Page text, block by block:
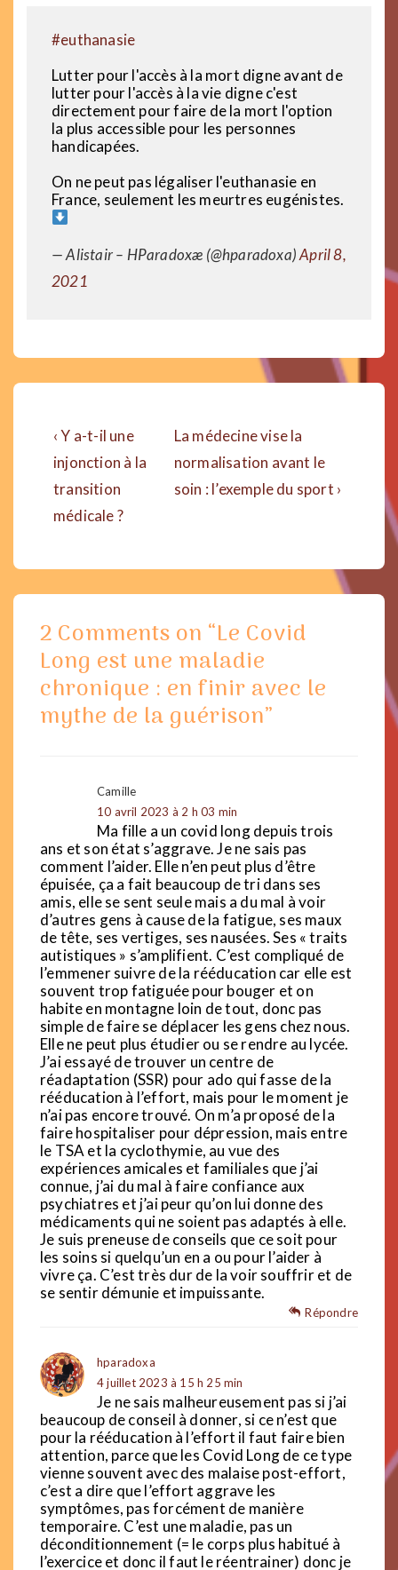
#euthanasie
Lutter pour l'accès à la mort digne avant de
lutter pour l'accès à la vie digne c'est
directement pour faire de la mort l'option
la plus accessible pour les personnes
handicapées.
On ne peut pas légaliser l'euthanasie en
France, seulement les meurtres eugénistes.
— Alistair – HParadoxæ (@hparadoxa)April 8,
2021
Navigation
de
l’article
Previous
Post
is
‹ Y a-t-il une
injonction à la
transition
médicale ?
Next
Post
is
La médecine vise la
normalisation avant le
soin : l’exemple du sport ›
2 Comments on “Le Covid
Long est une maladie
chronique : en finir avec le
mythe de la guérison”
Camille
10 avril 2023 à 2 h 03 min
Ma fille a un covid long depuis trois
ans et son état s’aggrave. Je ne sais pas
comment l’aider. Elle n’en peut plus d’être
épuisée, ça a fait beaucoup de tri dans ses
amis, elle se sent seule mais a du mal à voir
d’autres gens à cause de la fatigue, ses maux
de tête, ses vertiges, ses nausées. Ses « traits
autistiques » s’amplifient. C’est compliqué de
l’emmener suivre de la rééducation car elle est
souvent trop fatiguée pour bouger et on
habite en montagne loin de tout, donc pas
simple de faire se déplacer les gens chez nous.
Elle ne peut plus étudier ou se rendre au lycée.
J’ai essayé de trouver un centre de
réadaptation (SSR) pour ado qui fasse de la
rééducation à l’effort, mais pour le moment je
n’ai pas encore trouvé. On m’a proposé de la
faire hospitaliser pour dépression, mais entre
le TSA et la cyclothymie, au vue des
expériences amicales et familiales que j’ai
connue, j’ai du mal à faire confiance aux
psychiatres et j’ai peur qu’on lui donne des
médicaments qui ne soient pas adaptés à elle.
Je suis preneuse de conseils que ce soit pour
les soins si quelqu’un en a ou pour l’aider à
vivre ça. C’est très dur de la voir souffrir et de
se sentir démunie et impuissante.
Répondre
hparadoxa
4 juillet 2023 à 15 h 25 min
Je ne sais malheureusement pas si j’ai
beaucoup de conseil à donner, si ce n’est que
pour la rééducation à l’effort il faut faire bien
attention, parce que les Covid Long de ce type
vienne souvent avec des malaise post-effort,
c’est a dire que l’effort aggrave les
symptômes, pas forcément de manière
temporaire. C’est une maladie, pas un
déconditionnement (= le corps plus habitué à
l’exercice et donc il faut le réentrainer) donc je